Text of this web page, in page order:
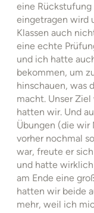
eine
eingetragen wird
Klassen auch
eine echte
und ich hatte
bekommen, um
hinschauen, was
macht. Unser
hatten wir. Und
Übungen (die wir
vorher nochmal
war, freute er
und hatte
am Ende eine
hatten wir beide
mehr, weil ich